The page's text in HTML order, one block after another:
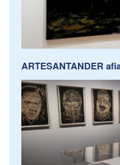
ARTESANTANDER